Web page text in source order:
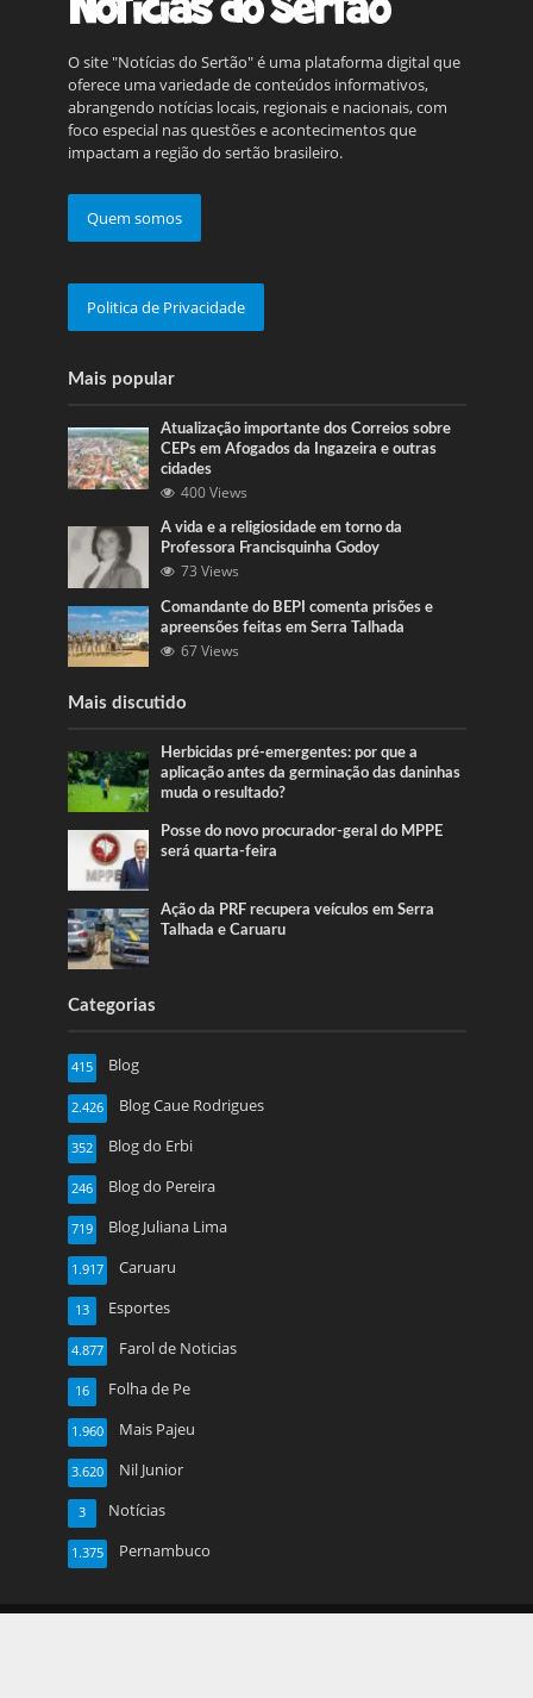
O site "Notícias do Sertão" é uma plataforma digital que
oferece uma variedade de conteúdos informativos,
abrangendo notícias locais, regionais e nacionais, com
foco especial nas questões e acontecimentos que
impactam a região do sertão brasileiro.
Quem somos
Politica de Privacidade
Mais popular
Atualização importante dos Correios sobre
CEPs em Afogados da Ingazeira e outras
cidades
400 Views
A vida e a religiosidade em torno da
Professora Francisquinha Godoy
73 Views
Comandante do BEPI comenta prisões e
apreensões feitas em Serra Talhada
67 Views
Mais discutido
Herbicidas pré-emergentes: por que a
aplicação antes da germinação das daninhas
muda o resultado?
Posse do novo procurador-geral do MPPE
será quarta-feira
Ação da PRF recupera veículos em Serra
Talhada e Caruaru
Categorias
Blog
415
Blog Caue Rodrigues
2.426
Blog do Erbi
352
Blog do Pereira
246
Blog Juliana Lima
719
Caruaru
1.917
Esportes
13
Farol de Noticias
4.877
Folha de Pe
16
Mais Pajeu
1.960
Nil Junior
3.620
Notícias
3
Pernambuco
1.375